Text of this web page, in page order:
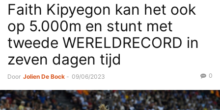
Faith Kipyegon kan het ook
op 5.000m en stunt met
tweede WERELDRECORD in
zeven dagen tijd
Door Jolien De Bock - 09/06/2023 0